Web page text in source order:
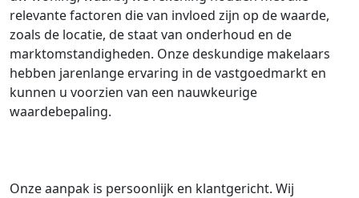
relevante factoren die van invloed zijn op de waarde,
zoals de locatie, de staat van onderhoud en de
marktomstandigheden. Onze deskundige makelaars
hebben jarenlange ervaring in de vastgoedmarkt en
kunnen u voorzien van een nauwkeurige
waardebepaling.
Onze aanpak is persoonlijk en klantgericht. Wij